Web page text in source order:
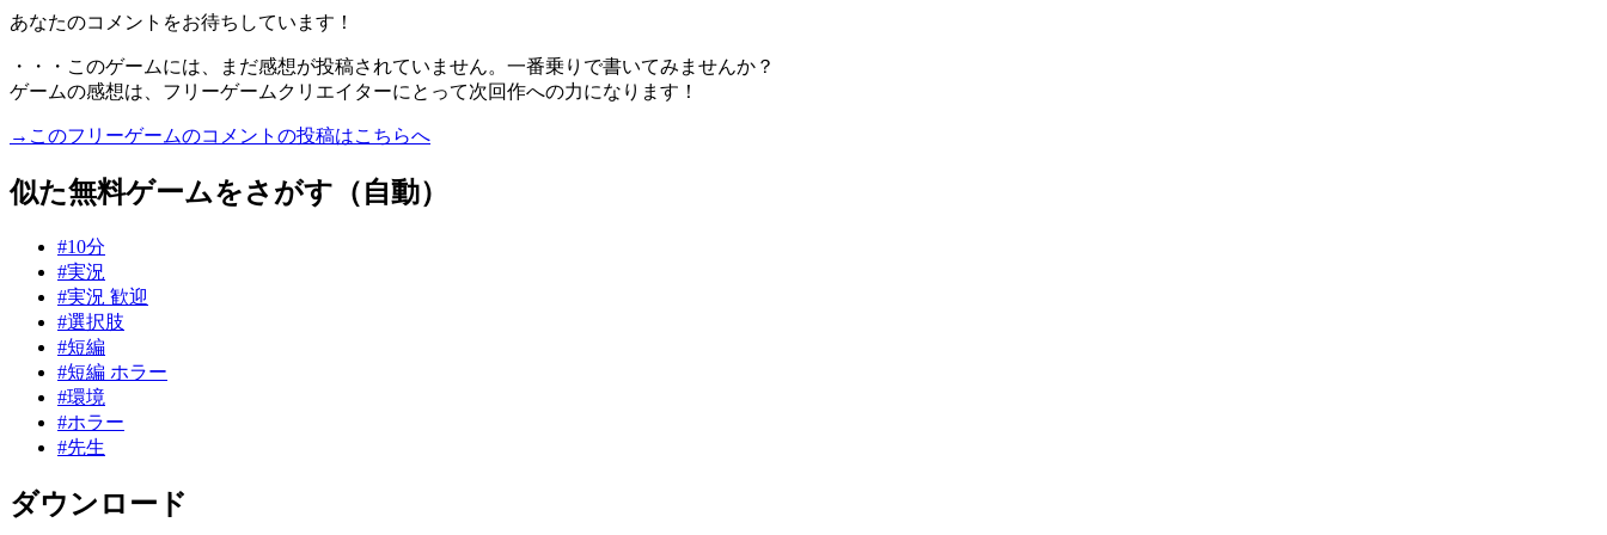
あなたのコメントをお待ちしています！
・・・このゲームには、まだ感想が投稿されていません。一番乗りで書いてみませんか？
ゲームの感想は、フリーゲームクリエイターにとって次回作への力になります！
→このフリーゲームのコメントの投稿はこちらへ
似た無料ゲームをさがす（自動）
#10分
#実況
#実況 歓迎
#選択肢
#短編
#短編 ホラー
#環境
#ホラー
#先生
ダウンロード